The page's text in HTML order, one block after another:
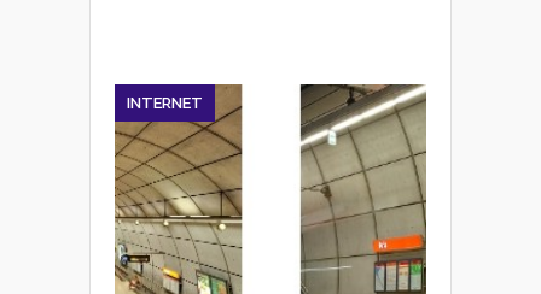
INTERNET